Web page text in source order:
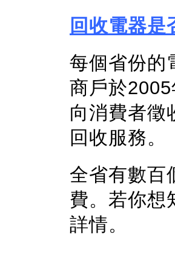
回收電器是
每個省份的
商戶於
向消費者徵
回收服務。
全省有數百
費。若你想
詳情。